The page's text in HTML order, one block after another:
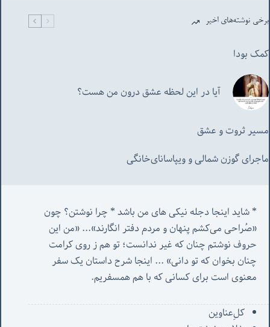
برخی نوشته‌های اخیر
کمک بودا
آیا در این لحظه عشق درون من هست؟
مسیر ثروت و عشق
ماجرای گوزن شمالی و‌ ویپاسانای‌خانگی
«صُراحی می‌کشم پنهان‌ و مردم‌ دفتر انگارند»... «
چنان بخوان که تو دانی» ...
معنوی است برای کسانی که با هم همسفریم.
کل‌ِعناوین